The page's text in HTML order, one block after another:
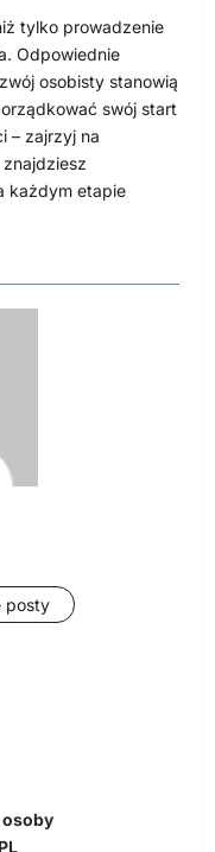
tylko prowadzenie
Odpowiednie
osobisty stanowią
swój start
– zajrzyj na
każdym etapie
posty
osoby